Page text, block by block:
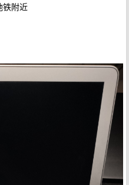
铁附近